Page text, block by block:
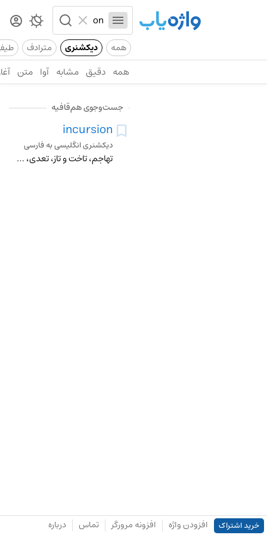
همه دیکشنری مترادف
همه دقیق مشابه آوا متن
جست‌وجوی هم‌قافیه
incursion
دیکشنری انگلیسی به فارسی
تهاجم، تاخت و تاز، تعدی، غارت، تاراج و حمله، غارتگری
خرید اشتراک افزودن واژه افزونه مرورگر تماس درباره